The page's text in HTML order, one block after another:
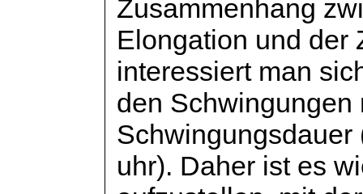
Zusammenhang
Elongation und der
interessiert man
den Schwingungen
Schwingungsdauer
uhr). Daher ist es